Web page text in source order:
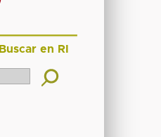
Buscar en RI